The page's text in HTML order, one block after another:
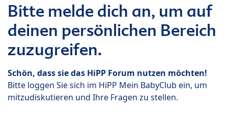
Bitte melde dich an, um auf
deinen persönlichen Bereich
zuzugreifen.
Schön, dass sie das HiPP Forum nutzen möchten!
Bitte loggen Sie sich im HiPP Mein BabyClub ein, um
mitzudiskutieren und Ihre Fragen zu stellen.